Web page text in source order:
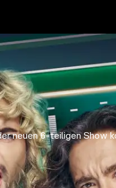
neuen 6-teiligen Show